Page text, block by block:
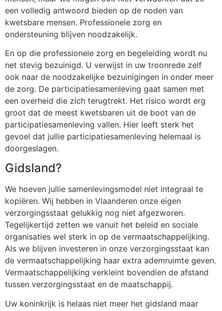
een volledig antwoord bieden op de noden van
kwetsbare mensen. Professionele zorg en
ondersteuning blijven noodzakelijk.
En op die professionele zorg en begeleiding wordt nu
net stevig bezuinigd. U verwijst in uw troonrede zelf
ook naar de noodzakelijke bezuinigingen in onder meer
de zorg. De participatiesamenleving gaat samen met
een overheid die zich terugtrekt. Het risico wordt erg
groot dat de meest kwetsbaren uit de boot van de
participatiesamenleving vallen. Hier leeft sterk het
gevoel dat jullie participatiesamenleving helemaal is
doorgeslagen.
Gidsland?
We hoeven jullie samenlevingsmodel niet integraal te
kopiëren. Wij hebben in Vlaanderen onze eigen
verzorgingsstaat gelukkig nog niet afgezworen.
Tegelijkertijd zetten we vanuit het beleid en sociale
organisaties wel sterk in op de vermaatschappelijking.
Als we blijven investeren in onze verzorgingsstaat kan
de vermaatschappelijking haar extra ademruimte geven.
Vermaatschappelijking verkleint bovendien de afstand
tussen verzorgingsstaat en de maatschappij.
Uw koninkrijk is helaas niet meer het gidsland maar